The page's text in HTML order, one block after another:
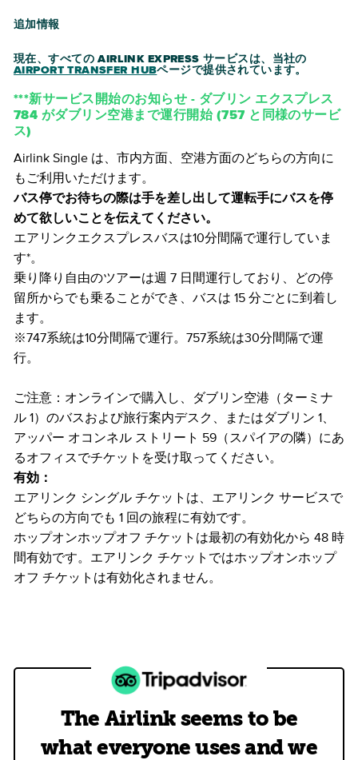
追加情報
現在、すべての AIRLINK EXPRESS サービスは、当社の
AIRPORT TRANSFER HUBページで提供されています。
***新サービス開始のお知らせ - ダブリン エクスプレス
784 がダブリン空港まで運行開始 (757 と同様のサービ
ス)
Airlink Single は、市内方面、空港方面のどちらの方向に
もご利用いただけます。
バス停でお待ちの際は手を差し出して運転手にバスを停
めて欲しいことを伝えてください。
エアリンクエクスプレスバスは10分間隔で運行していま
す*。
乗り降り自由のツアーは週 7 日間運行しており、どの停
留所からでも乗ることができ、バスは 15 分ごとに到着し
ます。
※747系統は10分間隔で運行。757系統は30分間隔で運
行。
ご注意：オンラインで購入し、ダブリン空港（ターミナ
ル 1）のバスおよび旅行案内デスク、またはダブリン 1、
アッパー オコンネル ストリート 59（スパイアの隣）にあ
るオフィスでチケットを受け取ってください。
有効：
エアリンク シングル チケットは、エアリンク サービスで
どちらの方向でも 1 回の旅程に有効です。
ホップオンホップオフ チケットは最初の有効化から 48 時
間有効です。エアリンク チケットではホップオンホップ
オフ チケットは有効化されません。
The Airlink seems to be
what everyone uses and we